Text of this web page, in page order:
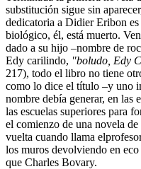
substitución sigue sin
dedicatoria a Didier Eribon
biológico, él, está muerto.
dado a su hijo –nombre de
Edy carilindo, "boludo, Edy
217), todo el libro no tiene
como lo dice el título –y uno
nombre debía generar, en las
las escuelas superiores para
el comienzo de una novela
vuelta cuando llama
los muros devolviendo en
que Charles Bovary.